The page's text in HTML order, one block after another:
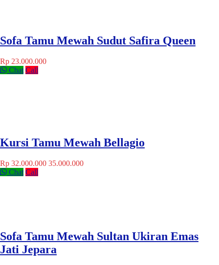
Sofa Tamu Mewah Sudut Safira Queen
Rp 23.000.000
Chat Call
Kursi Tamu Mewah Bellagio
Rp 32.000.000 35.000.000
Chat Call
Sofa Tamu Mewah Sultan Ukiran Emas
Jati Jepara